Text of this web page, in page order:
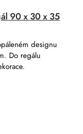
90 x 30 x 35
designu
Do regálu